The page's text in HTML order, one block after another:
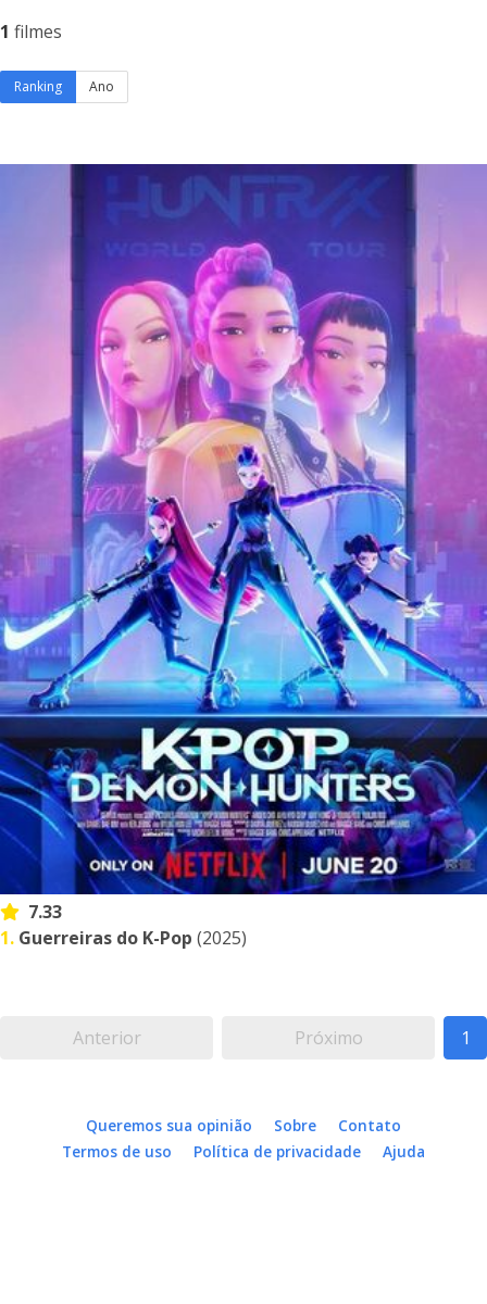
1 filmes
Ranking Ano
7.33
1. Guerreiras do K-Pop (2025)
Anterior Próximo 1
Queremos sua opinião Sobre
Contato
Termos de uso
Política de privacidade Ajuda